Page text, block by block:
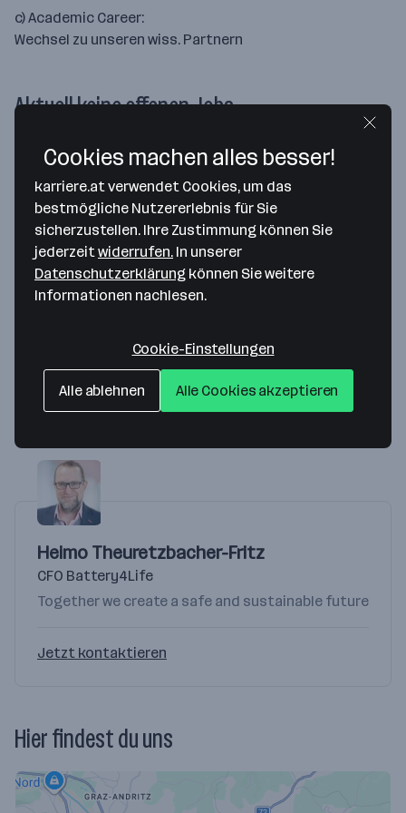
c) Academic Career:
Wechsel zu unseren wiss. Partnern
Aktuell keine offenen Jobs
Gesuchte Mitarbeiter*innen/Jahr
11 - 20
Gesuchte Positionen und Kenntnisse
Researchers pre-doc, Student Researchers for
Master projects, Controlling & project team
support
Ansprechperson
Du hast Fragen?
Wir helfen dir gerne weiter!
Heimo Theuretzbacher-Fritz
CFO Battery4Life
Together we create a safe and sustainable future
Jetzt kontaktieren
Hier findest du uns
Cookies machen alles besser!
karriere.at verwendet Cookies, um das
bestmögliche Nutzererlebnis für Sie
sicherzustellen. Ihre Zustimmung können Sie
jederzeit widerrufen. In unserer
Datenschutzerklärung können Sie weitere
Informationen nachlesen.
Cookie-Einstellungen
Alle ablehnen Alle Cookies akzeptieren